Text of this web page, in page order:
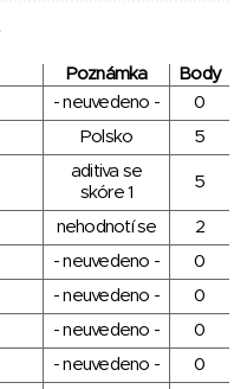
Poznámka
Body
- neuvedeno -
0
Polsko 5
aditiva se
skóre 1
5
nehodnotí se
2
- neuvedeno -
0
- neuvedeno -
0
- neuvedeno -
0
- neuvedeno -
0